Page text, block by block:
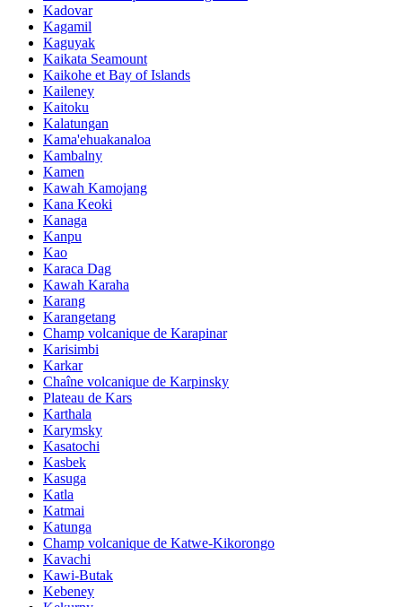
Kadovar
Kagamil
Kaguyak
Kaikata Seamount
Kaikohe et Bay of Islands
Kaileney
Kaitoku
Kalatungan
Kama'ehuakanaloa
Kambalny
Kamen
Kawah Kamojang
Kana Keoki
Kanaga
Kanpu
Kao
Karaca Dag
Kawah Karaha
Karang
Karangetang
Champ volcanique de Karapinar
Karisimbi
Karkar
Chaîne volcanique de Karpinsky
Plateau de Kars
Karthala
Karymsky
Kasatochi
Kasbek
Kasuga
Katla
Katmai
Katunga
Champ volcanique de Katwe-Kikorongo
Kavachi
Kawi-Butak
Kebeney